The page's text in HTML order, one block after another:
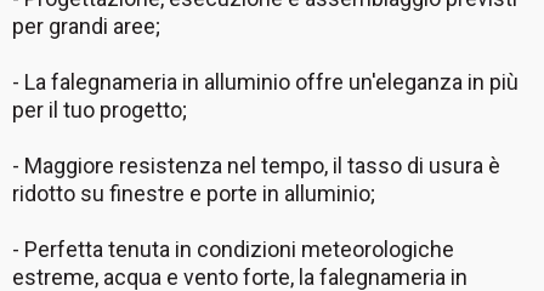
per grandi aree;
- La falegnameria in alluminio offre un'eleganza in più
per il tuo progetto;
- Maggiore resistenza nel tempo, il tasso di usura è
ridotto su finestre e porte in alluminio;
- Perfetta tenuta in condizioni meteorologiche
estreme, acqua e vento forte, la falegnameria in